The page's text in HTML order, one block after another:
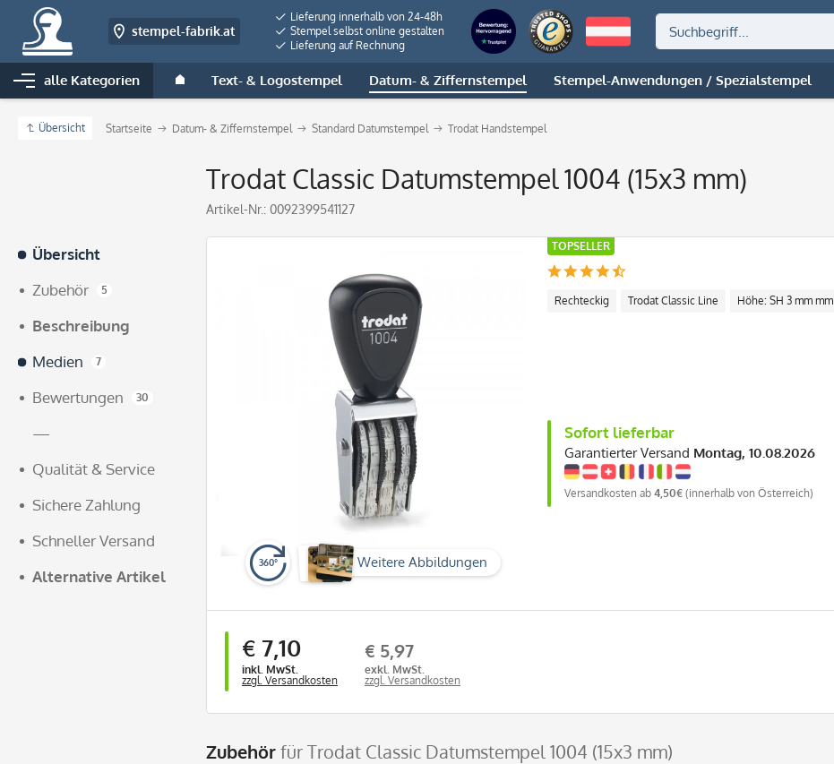
stempel-fabrik.at
Lieferung innerhalb von 24-48h
Stempel selbst online gestalten
Lieferung auf Rechnung
alle Kategorien Text- & Logostempel Datum- & Ziffernstempel Stempel-Anwendungen / Spezialstempel
Übersicht Startseite Datum- & Ziffernstempel Standard Datumstempel Trodat Handstempel
Trodat Classic Datumstempel 1004 (15x3 mm)
Artikel-Nr.: 0092399541127
Übersicht
Zubehör
5
Beschreibung
Medien
7
Bewertungen 30
—
Qualität & Service
Sichere Zahlung
Schneller Versand
Alternative Artikel
360° Weitere Abbildungen
TOPSELLER
Rechteckig Trodat Classic Line Höhe: SH 3 mm mm
Sofort lieferbar
Garantierter Versand Montag, 10.08.2026
Versandkosten ab 4,50€ (innerhalb von Österreich)
€ 7,10
inkl. MwSt.
zzgl. Versandkosten
€ 5,97
exkl. MwSt.
zzgl. Versandkosten
Zubehörfür Trodat Classic Datumstempel 1004 (15x3 mm)